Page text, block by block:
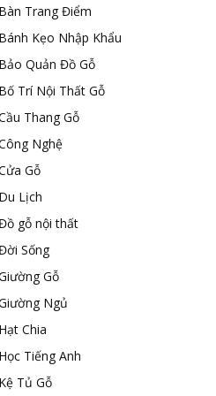
Trang Điểm
Kẹo Nhập Khẩu
Quản Đồ Gỗ
Trí Nội Thất Gỗ
Thang Gỗ
Nghệ
Gỗ
Lịch
gỗ nội thất
Sống
Gỗ
Ngủ
Chia
Tiếng Anh
Tủ Gỗ